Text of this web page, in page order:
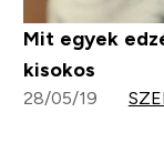
Mit egyek
kisokos
28/05/19